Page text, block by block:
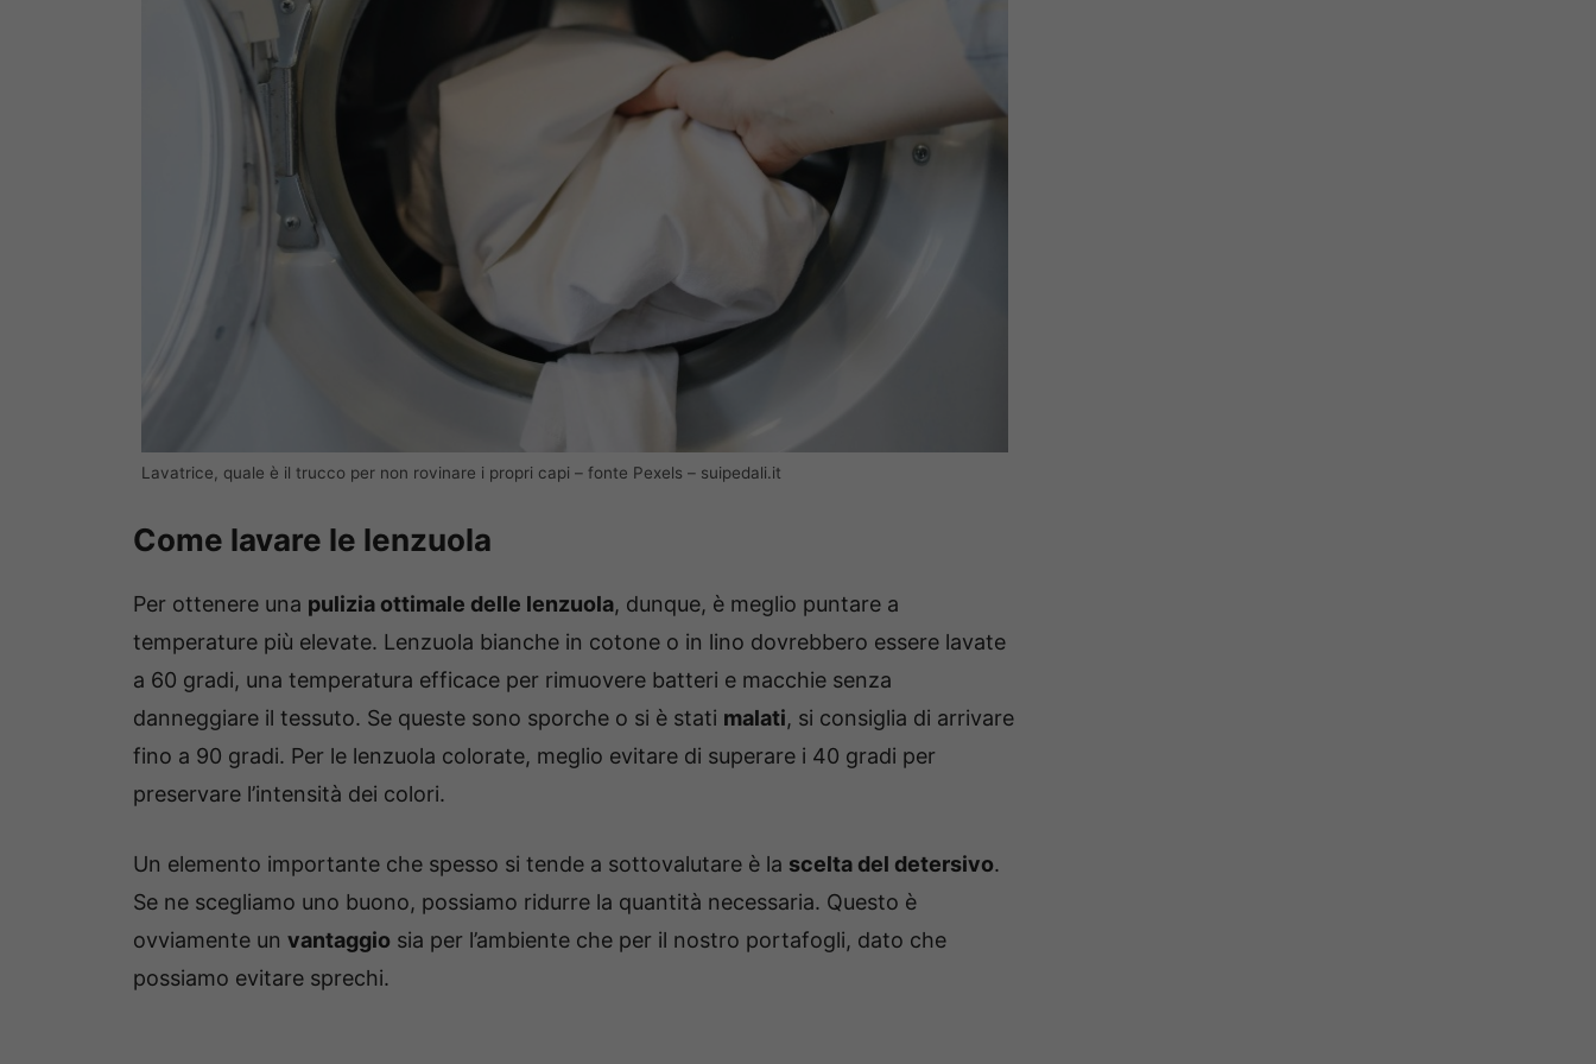
Lavatrice, quale è il trucco per non rovinare i propri capi – fonte Pexels – suipedali.it
Come lavare le lenzuola
Per ottenere una pulizia ottimale delle lenzuola, dunque, è meglio puntare a
temperature più elevate. Lenzuola bianche in cotone o in lino dovrebbero essere lavate
a 60 gradi, una temperatura efficace per rimuovere batteri e macchie senza
danneggiare il tessuto. Se queste sono sporche o si è stati malati, si consiglia di arrivare
fino a 90 gradi. Per le lenzuola colorate, meglio evitare di superare i 40 gradi per
preservare l’intensità dei colori.
Un elemento importante che spesso si tende a sottovalutare è la scelta del detersivo.
Se ne scegliamo uno buono, possiamo ridurre la quantità necessaria. Questo è
ovviamente un vantaggio sia per l’ambiente che per il nostro portafogli, dato che
possiamo evitare sprechi.